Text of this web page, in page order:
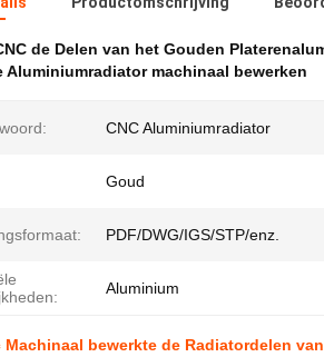
de Delen van het Gouden
Aluminiumradiator machinaal bewerken
CNC Aluminiumradiator
Goud
PDF/DWG/IGS/STP/enz.
Aluminium
Machinaal bewerkte de Radiatordelen